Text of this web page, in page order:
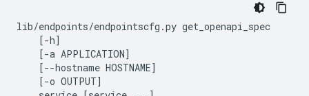
lib/endpoints/endpointscfg .py get_openapi_spec
[-h]
[-a APPLICATION]
[--hostname HOSTNAME]
[-o OUTPUT]